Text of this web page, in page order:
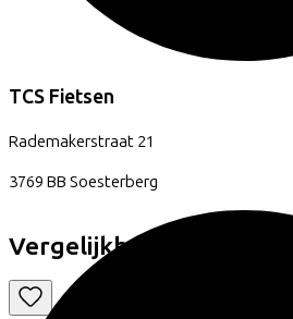
TCS Fietsen
Rademakerstraat 21
3769 BB Soesterberg
Vergelijkbare fietsen